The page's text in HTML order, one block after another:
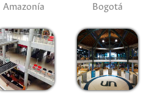
Amazonía Bogotá